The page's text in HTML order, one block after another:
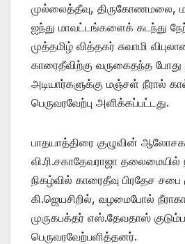
முல்லைத்தீவு, திருகோணமலை,
ஐந்து மாவட்டங்களைக் கடந்து
முத்தமிழ் வித்தகர் சுவாமி
காரைதீவிற்கு வருகைதந்த
அடியார்களுக்கு மஞ்சள் நீரால்
பெருவரவேற்பு அளிக்கப்பட்டது.
பாதயாத்திரை குழுவின்
வி.ரி.சகாதேவராஜா
நிகழ்வில் காரைதீவு பிரதேச
கி.ஜெயசிறில், வழமைபோல்
முருகபக்தர் எஸ்.தேவதாஸ்
பெருவரவேற்பளித்தனர்.